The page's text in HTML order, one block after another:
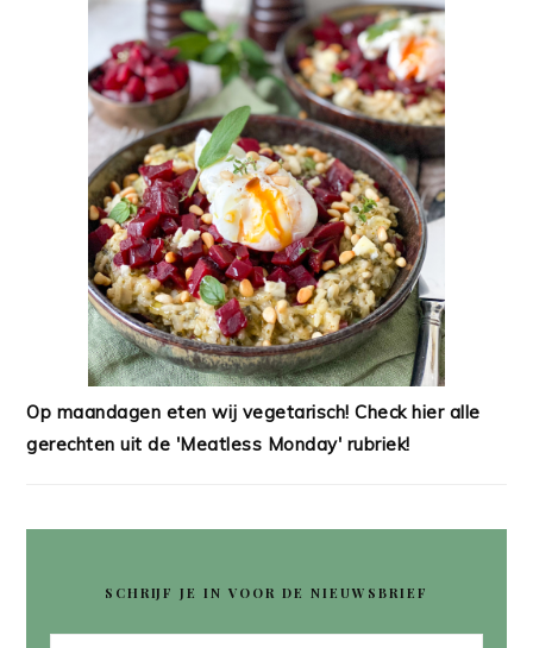
Op maandagen eten wij vegetarisch! Check hier alle
gerechten uit de 'Meatless Monday' rubriek!
SCHRIJF JE IN VOOR DE NIEUWSBRIEF